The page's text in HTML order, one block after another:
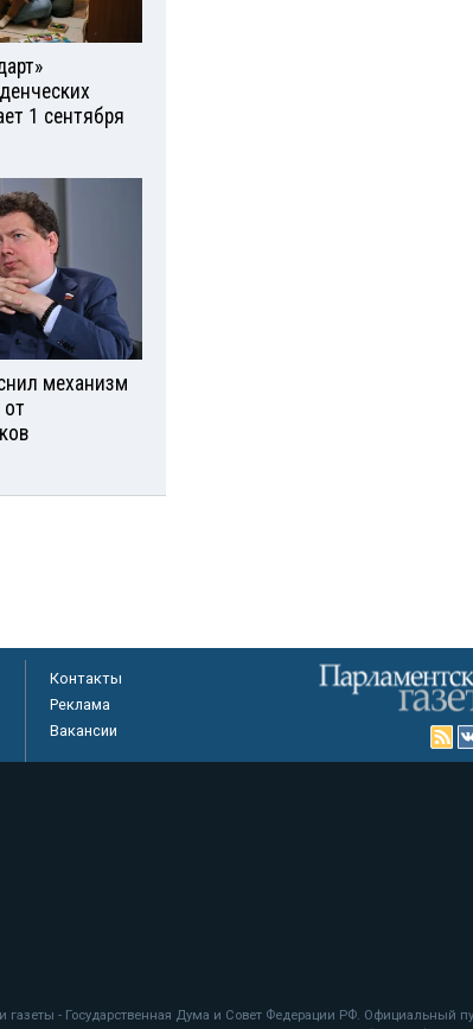
1 сентября
механизм
от
Контакты
Реклама
Вакансии
газеты - Государственная Дума и Совет Федерации РФ. Официальный